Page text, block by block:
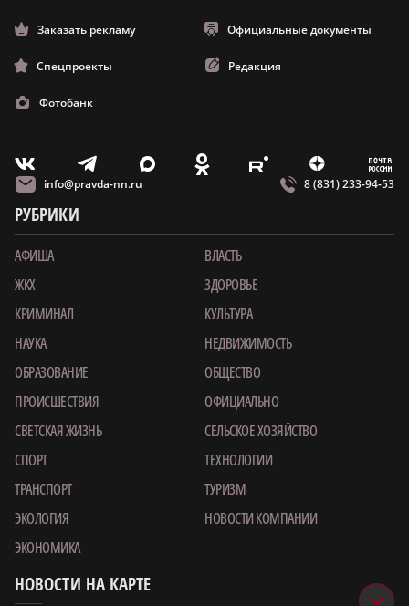
Заказать рекламу Официальные документы
Спецпроекты Редакция
Фотобанк
V T X O E Z m
info@pravda-nn.ru 8 (831) 233-94-53
РУБРИКИ
АФИША
ВЛАСТЬ
ЖКХ
ЗДОРОВЬЕ
КРИМИНАЛ
КУЛЬТУРА
НАУКА
НЕДВИЖИМОСТЬ
ОБРАЗОВАНИЕ
ОБЩЕСТВО
ПРОИСШЕСТВИЯ
ОФИЦИАЛЬНО
СВЕТСКАЯ ЖИЗНЬ
СЕЛЬСКОЕ ХОЗЯЙСТВО
СПОРТ
ТЕХНОЛОГИИ
ТРАНСПОРТ
ТУРИЗМ
ЭКОЛОГИЯ
НОВОСТИ КОМПАНИИ
ЭКОНОМИКА
НОВОСТИ НА КАРТЕ